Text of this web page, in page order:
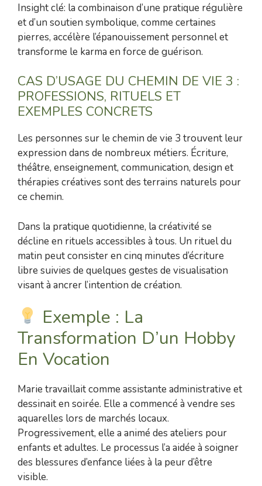
Insight clé: la combinaison d’une pratique régulière
et d’un soutien symbolique, comme certaines
pierres, accélère l’épanouissement personnel et
transforme le karma en force de guérison.
CAS D’USAGE DU CHEMIN DE VIE 3 :
PROFESSIONS, RITUELS ET
EXEMPLES CONCRETS
Les personnes sur le chemin de vie 3 trouvent leur
expression dans de nombreux métiers. Écriture,
théâtre, enseignement, communication, design et
thérapies créatives sont des terrains naturels pour
ce chemin.
Dans la pratique quotidienne, la créativité se
décline en rituels accessibles à tous. Un rituel du
matin peut consister en cinq minutes d’écriture
libre suivies de quelques gestes de visualisation
visant à ancrer l’intention de création.
Exemple : La
Transformation D’un Hobby
En Vocation
Marie travaillait comme assistante administrative et
dessinait en soirée. Elle a commencé à vendre ses
aquarelles lors de marchés locaux.
Progressivement, elle a animé des ateliers pour
enfants et adultes. Le processus l’a aidée à soigner
des blessures d’enfance liées à la peur d’être
visible.